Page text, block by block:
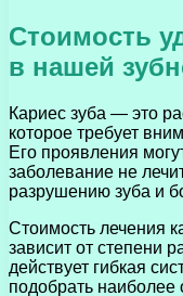
Стоимость
в нашей
Кариес зуба — это
которое требует
Его проявления
заболевание не
разрушению зуба и
Стоимость лечения
зависит от степени
действует гибкая
подобрать